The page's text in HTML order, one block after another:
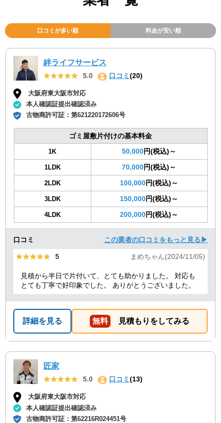
口コミが多い順 料金が安い順
絆ライフサービス
★★★★★
★★★★★ 5.0 口コミ(20)
大阪府東大阪市対応
本人確認証提出確認済み
古物商許可証：第621220172606号
ゴミ屋敷片付けの基本料金
1K 50,000円(税込)～
1LDK 70,000円(税込)～
2LDK 100,000円(税込)～
3LDK 150,000円(税込)～
4LDK 200,000円(税込)～
口コミ この業者の口コミをもっと見る▶
★★★★★
★★★★★ 5 まめちゃん(2024/11/05)
見積から半日で片付いて、とても助かりました。 対応も
とても丁寧で好印象でした。 ありがとうございました。
詳細を見る 無料 見積もりをしてみる
匠家
★★★★★
★★★★★ 5.0 口コミ(13)
大阪府東大阪市対応
本人確認証提出確認済み
古物商許可証：第62216R024451号